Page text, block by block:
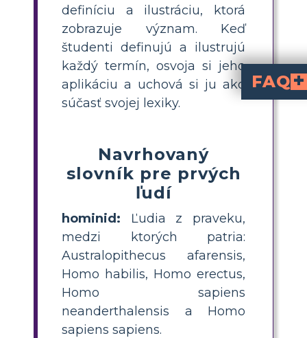
definíciu a ilustráciu, ktorá
zobrazuje význam. Keď
študenti definujú a ilustrujú
každý termín, osvoja si jeho
aplikáciu a uchová si ju ako
súčasť svojej lexiky.
Navrhovaný
slovník pre prvých
ľudí
hominid: Ľudia z praveku,
medzi ktorých patria:
Australopithecus afarensis,
Homo habilis, Homo erectus,
Homo sapiens
neanderthalensis a Homo
sapiens sapiens.
FAQ